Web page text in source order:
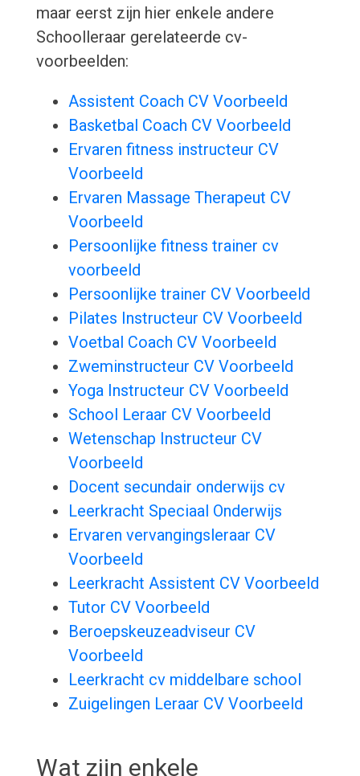
maar eerst zijn hier enkele andere
Schoolleraar gerelateerde cv-
voorbeelden:
Assistent Coach CV Voorbeeld
Basketbal Coach CV Voorbeeld
Ervaren fitness instructeur CV
Voorbeeld
Ervaren Massage Therapeut CV
Voorbeeld
Persoonlijke fitness trainer cv
voorbeeld
Persoonlijke trainer CV Voorbeeld
Pilates Instructeur CV Voorbeeld
Voetbal Coach CV Voorbeeld
Zweminstructeur CV Voorbeeld
Yoga Instructeur CV Voorbeeld
School Leraar CV Voorbeeld
Wetenschap Instructeur CV
Voorbeeld
Docent secundair onderwijs cv
Leerkracht Speciaal Onderwijs
Ervaren vervangingsleraar CV
Voorbeeld
Leerkracht Assistent CV Voorbeeld
Tutor CV Voorbeeld
Beroepskeuzeadviseur CV
Voorbeeld
Leerkracht cv middelbare school
Zuigelingen Leraar CV Voorbeeld
Wat zijn enkele